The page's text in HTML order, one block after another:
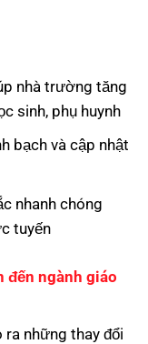
nhà trường tăng
sinh, phụ huynh
bạch và cập nhật
nhanh chóng
tuyến
đến ngành giáo
ra những thay đổi